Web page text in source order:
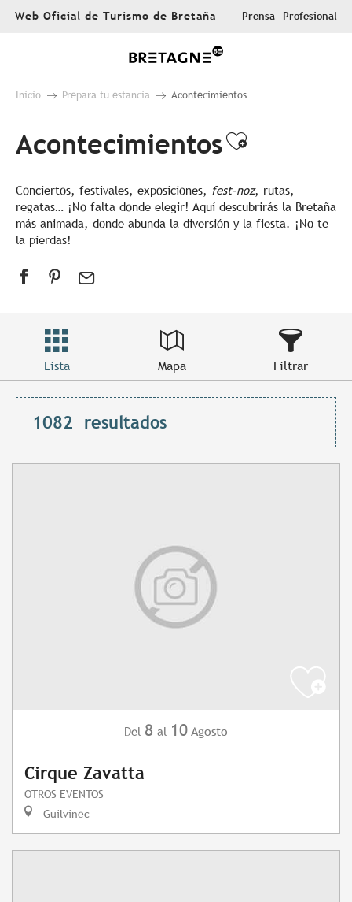
AllerWeb Oficial de Turismo de Bretaña Prensa Profesional
Inicio Prepara tu estancia Acontecimientos
AcontecimientosAjouter
Conciertos, festivales, exposiciones, fest-noz, rutas,
regatas… ¡No falta donde elegir! Aquí descubrirás la Bretaña
más animada, donde abunda la diversión y la fiesta. ¡No te
la pierdas!
Lista Mapa Filtrar
1082 resultados
Del 8 al 10 Agosto
Cirque Zavatta
OTROS EVENTOS
Guilvinec